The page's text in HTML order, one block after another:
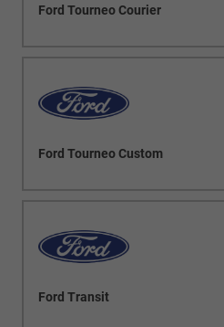
Ford Tourneo Courier
Ford Tourneo Custom
Ford Transit